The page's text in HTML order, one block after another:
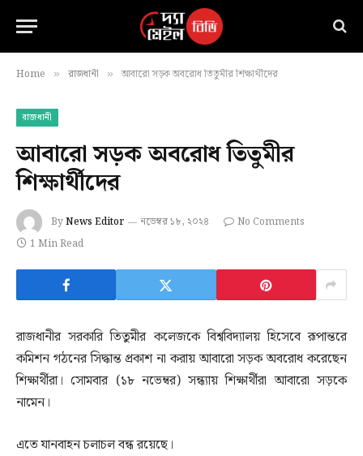
Home » রাজধানী » আবারো সড়ক অবরোধ তিতুমীর শিক্ষার্থীদের
রাজধানী
আবারো সড়ক অবরোধ তিতুমীর
শিক্ষার্থীদের
ByNews Editor নভেম্বর ১৮, ২০২৪
No Comments
1 Min Read
রাজধানীর সরকারি তিতুমীর কলেজকে বিশ্ববিদ্যালয় হিসেবে রূপান্তরে
কমিশন গঠনের সিদ্ধান্ত প্রকাশ না করায় আবারো সড়ক অবরোধ করেছেন
শিক্ষার্থীরা। সোমবার (১৮ নভেম্বর) সন্ধ্যায় শিক্ষার্থীরা আবারো সড়কে
নামেন।
এতে যানবাহন চলাচল বন্ধ রয়েছে।